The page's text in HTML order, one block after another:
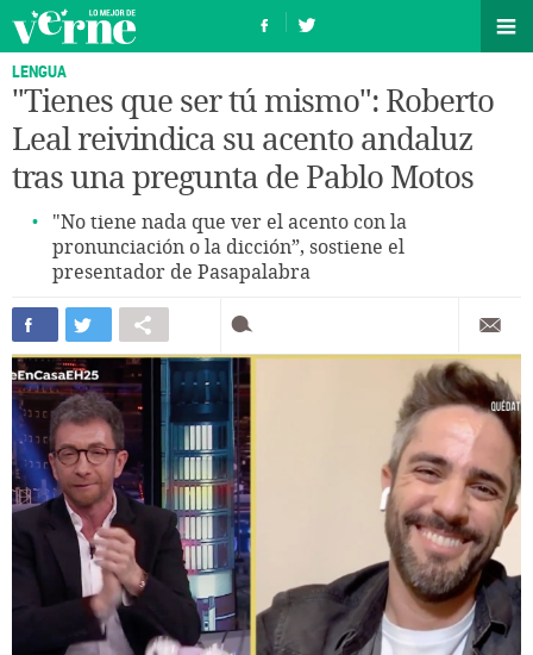
LENGUA
"Tienes que ser tú mismo": Roberto
Leal reivindica su acento andaluz
tras una pregunta de Pablo Motos
"No tiene nada que ver el acento con la
pronunciación o la dicción”, sostiene el
presentador de Pasapalabra